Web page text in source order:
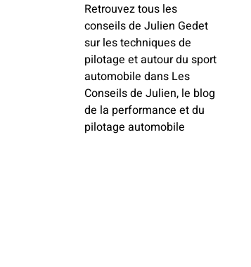
Retrouvez tous les
conseils de Julien Gedet
sur les techniques de
pilotage et autour du sport
automobile dans Les
Conseils de Julien, le blog
de la performance et du
pilotage automobile